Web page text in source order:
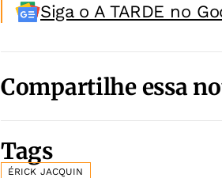
Siga o A TARDE no
Compartilhe essa
Tags
ÉRICK JACQUIN